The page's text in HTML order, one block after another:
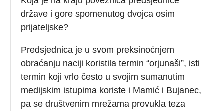
države i gore spomenutog dvojca osim
prijateljske?
Predsjednica je u svom preksinoćnjem
obraćanju naciji koristila termin “orjunaši”, isti
termin koji vrlo često u svojim sumanutim
medijskim istupima koriste i Mamić i Bujanec,
pa se društvenim mrežama provukla teza